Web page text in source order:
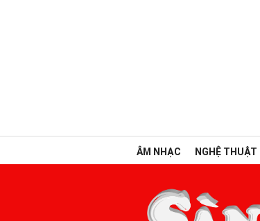
ÂM NHẠC NGHỆ THUẬT